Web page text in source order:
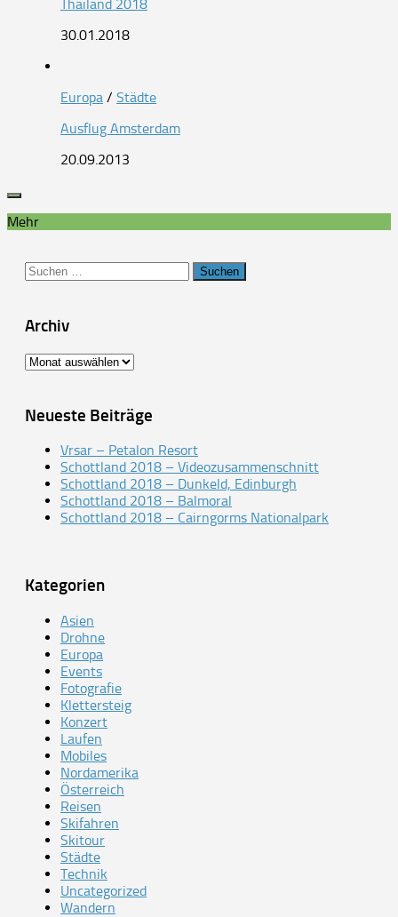
Thailand 2018
30.01.2018
Europa / Städte
Ausflug Amsterdam
20.09.2013
Mehr
Suchen
Archiv
Archiv
Neueste Beiträge
Vrsar – Petalon Resort
Schottland 2018 – Videozusammenschnitt
Schottland 2018 – Dunkeld, Edinburgh
Schottland 2018 – Balmoral
Schottland 2018 – Cairngorms Nationalpark
Kategorien
Asien
Drohne
Europa
Events
Fotografie
Klettersteig
Konzert
Laufen
Mobiles
Nordamerika
Österreich
Reisen
Skifahren
Skitour
Städte
Technik
Uncategorized
Wandern